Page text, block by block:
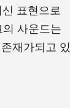
표현으로
사운드는
재가되고 있